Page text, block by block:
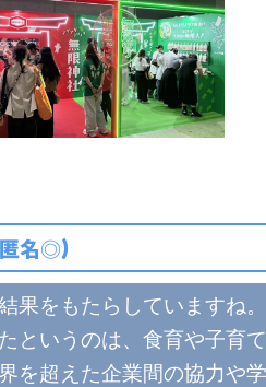
名◎)
果をもたらしていますね
というのは、食育や子育
を超えた企業間の協力や